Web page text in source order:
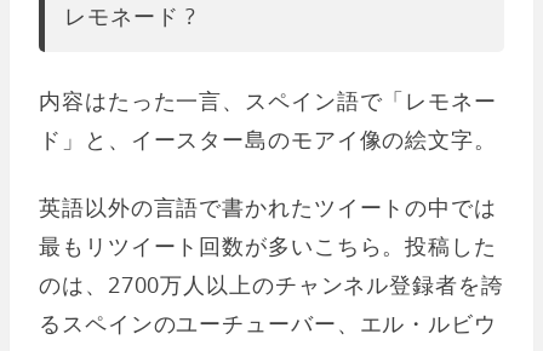
レモネード ?
内容はたった一言、スペイン語で「レモネー
ド」と、イースター島のモアイ像の絵文字。
英語以外の言語で書かれたツイートの中では
最もリツイート回数が多いこちら。投稿した
のは、2700万人以上のチャンネル登録者を誇
るスペインのユーチューバー、エル・ルビウ